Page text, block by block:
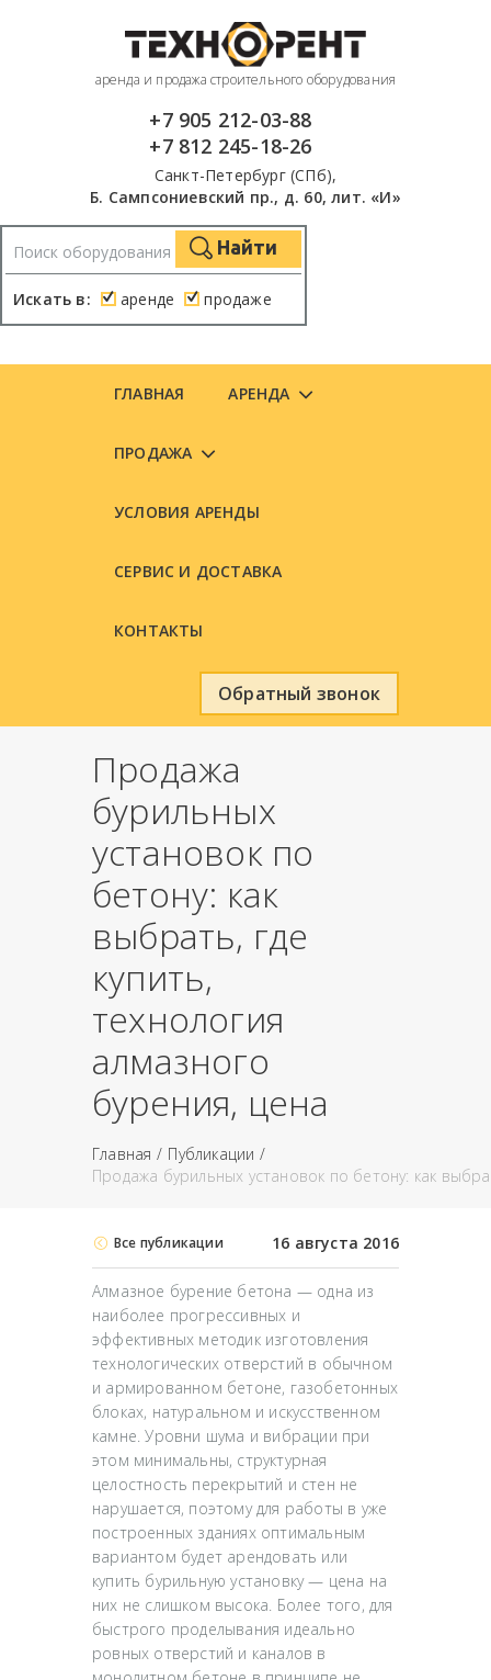
аренда и продажа строительного оборудования
+7 905 212-03-88
+7 812 245-18-26
Санкт-Петербург (СПб),
Б. Сампсониевский пр., д. 60, лит. «И»
Искать в: аренде продаже
Найти
ГЛАВНАЯ АРЕНДА
ПРОДАЖА
УСЛОВИЯ АРЕНДЫ
СЕРВИС И ДОСТАВКА
КОНТАКТЫ
Обратный звонок
Продажа
бурильных
установок по
бетону: как
выбрать, где
купить,
технология
алмазного
бурения, цена
Главная
Публикации
Продажа бурильных установок по бетону: как
Все публикации 16 августа 2016
Алмазное бурение бетона — одна из
наиболее прогрессивных и
эффективных методик изготовления
технологических отверстий в обычном
и армированном бетоне, газобетонных
блоках, натуральном и искусственном
камне. Уровни шума и вибрации при
этом минимальны, структурная
целостность перекрытий и стен не
нарушается, поэтому для работы в уже
построенных зданиях оптимальным
вариантом будет арендовать или
купить бурильную установку — цена на
них не слишком высока. Более того, для
быстрого проделывания идеально
ровных отверстий и каналов в